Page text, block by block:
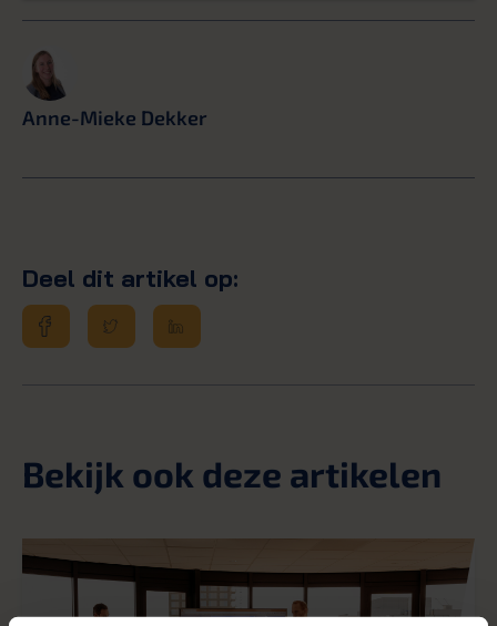
Anne-Mieke Dekker
Deel dit artikel op:
Bekijk ook deze artikelen